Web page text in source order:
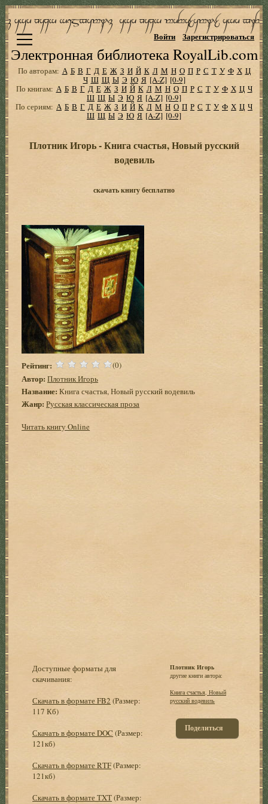
Электронная библиотека RoyalLib.com
Войти Зарегистрироваться
По авторам: А Б В Г Д Е Ж З И Й К Л М Н О П Р С Т У Ф Х Ц
Ч Ш Щ Ы Э Ю Я [A-Z] [0-9]
По книгам: А Б В Г Д Е Ж З И Й К Л М Н О П Р С Т У Ф Х Ц Ч
Ш Щ Ы Э Ю Я [A-Z] [0-9]
По сериям: А Б В Г Д Е Ж З И Й К Л М Н О П Р С Т У Ф Х Ц Ч
Ш Щ Ы Э Ю Я [A-Z] [0-9]
Плотник Игорь - Книга счастья, Новый русский
водевиль
скачать книгу бесплатно
Рейтинг: (0)
Автор: Плотник Игорь
Название: Книга счастья, Новый русский водевиль
Жанр: Русская классическая проза
Читать книгу Online
Доступные форматы для
скачивания:
Скачать в формате FB2 (Размер:
117 Кб)
Скачать в формате DOC (Размер:
121кб)
Скачать в формате RTF(Размер:
121кб)
Скачать в формате TXT(Размер:
Плотник Игорь
другие книги автора:
Книга счастья, Новый
русский водевиль
Поделиться